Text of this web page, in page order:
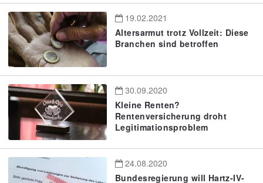
19.02.2021
Altersarmut trotz Vollzeit: Diese
Branchen sind betroffen
30.09.2020
Kleine Renten?
Rentenversicherung droht
Legitimationsproblem
24.08.2020
Bundesregierung will Hartz-IV-